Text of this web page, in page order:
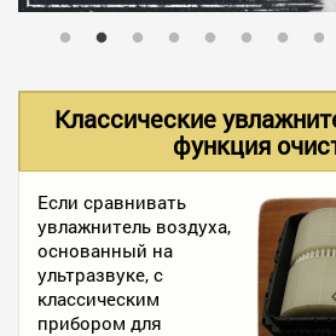
АКЦИИ
ФОТО РАБОТ
Классические
функция
Если сравнивать
увлажнитель воздуха,
основанный на
ультразвуке, с
классическим
прибором для